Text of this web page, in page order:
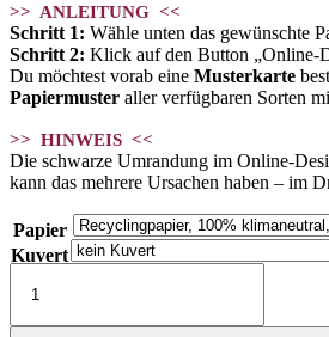
>> ANLEITUNG <<
Schritt 1: Wähle unten das gewünschte
Schritt 2: Klick auf den Button „Online-
Du möchtest vorab eine Musterkarte
Papiermuster aller verfügbaren Sorten
>> HINWEIS <<
Die schwarze Umrandung im Online-
kann das mehrere Ursachen haben – im
Papier
Kuvert